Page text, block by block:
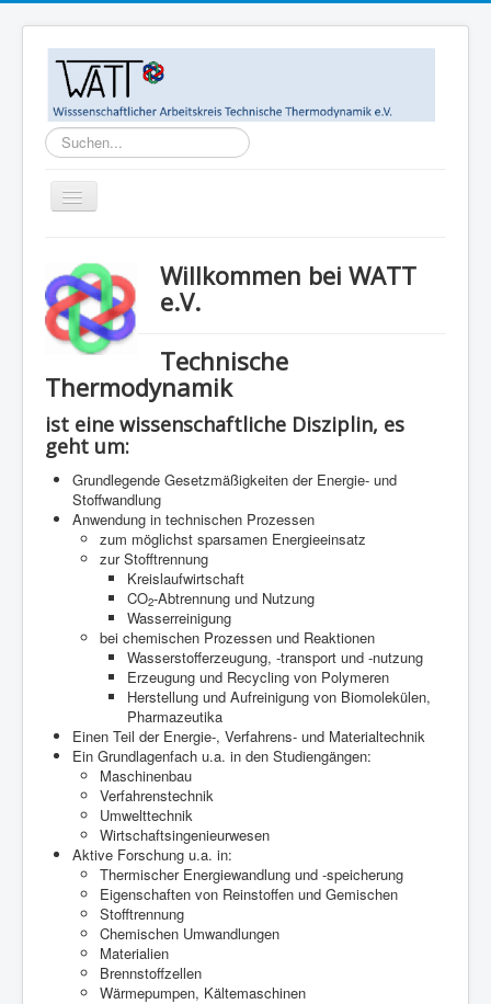
Suchen...
Toggle
Navigation
Ziele
WATT-Mitglieder
MegaWATT-Preisträger
Das Junge Kollegium Thermodynamik (JuKoTherm)
Links
Kontakt
Willkommen bei WATT
e.V.
Technische
Thermodynamik
ist eine wissenschaftliche Disziplin, es
geht um:
Grundlegende Gesetzmäßigkeiten der Energie- und
Stoffwandlung
Anwendung in technischen Prozessen
zum möglichst sparsamen Energieeinsatz
zur Stofftrennung
Kreislaufwirtschaft
CO2-Abtrennung und Nutzung
Wasserreinigung
bei chemischen Prozessen und Reaktionen
Wasserstofferzeugung, -transport und -nutzung
Erzeugung und Recycling von Polymeren
Herstellung und Aufreinigung von Biomolekülen,
Pharmazeutika
Einen Teil der Energie-, Verfahrens- und Materialtechnik
Ein Grundlagenfach u.a. in den Studiengängen:
Maschinenbau
Verfahrenstechnik
Umwelttechnik
Wirtschaftsingenieurwesen
Aktive Forschung u.a. in:
Thermischer Energiewandlung und -speicherung
Eigenschaften von Reinstoffen und Gemischen
Stofftrennung
Chemischen Umwandlungen
Materialien
Brennstoffzellen
Wärmepumpen, Kältemaschinen